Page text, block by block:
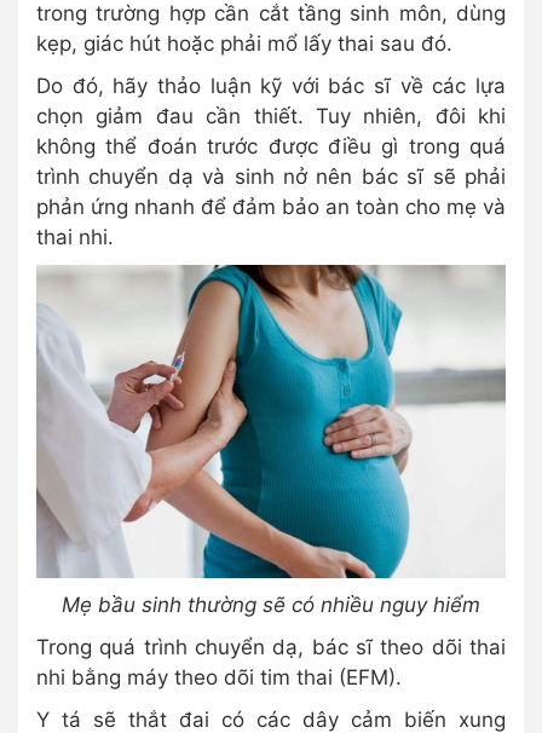
trong trường hợp cần cắt tầng sinh môn, dùng
kẹp, giác hút hoặc phải mổ lấy thai sau đó.
Do đó, hãy thảo luận kỹ với bác sĩ về các lựa
chọn giảm đau cần thiết. Tuy nhiên, đôi khi
không thể đoán trước được điều gì trong quá
trình chuyển dạ và sinh nở nên bác sĩ sẽ phải
phản ứng nhanh để đảm bảo an toàn cho mẹ và
thai nhi.
Mẹ bầu sinh thường sẽ có nhiều nguy hiểm
Trong quá trình chuyển dạ, bác sĩ theo dõi thai
nhi bằng máy theo dõi tim thai (EFM).
Y tá sẽ thắt đai có các dây cảm biến xung